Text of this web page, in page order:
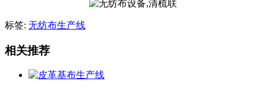
标签: 无纺布生产线
相关推荐